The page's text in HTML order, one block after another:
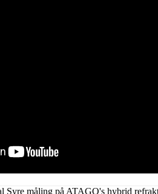
måling på ATAGO's hybrid